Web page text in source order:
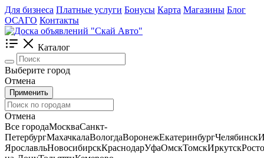
Для бизнеса Платные услуги Бонусы Карта Магазины Блог
ОСАГО Контакты
Каталог
Выберите город
Отмена
Применить
Отмена
Все городаМоскваСанкт-
ПетербургМахачкалаВологдаВоронежЕкатеринбургЧелябинск
ЯрославльНовосибирскКраснодарУфаОмскТомскИркутск